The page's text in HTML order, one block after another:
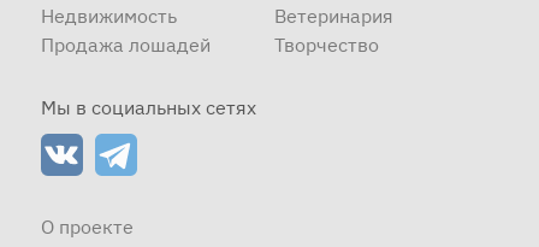
Недвижимость
Продажа лошадей
Ветеринария
Творчество
Мы в социальных сетях
О проекте